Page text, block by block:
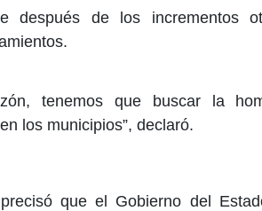
después de los incrementos
tenemos que buscar la
los municipios”, declaró.
que el Gobierno del